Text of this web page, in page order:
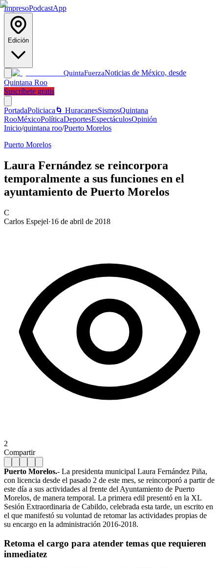
ImpresoPodcastApp
Edición
QuintaFuerzaNoticias de México, desde
Quintana Roo
Suscríbete gratis
PortadaPoliciaca 🌀 HuracanesSismosQuintana
RooMéxicoPolíticaDeportesEspectáculosOpinión
Inicio/quintana roo/Puerto Morelos
Puerto Morelos
Laura Fernández se reincorpora
temporalmente a sus funciones en el
ayuntamiento de Puerto Morelos
C
Carlos Espejel·16 de abril de 2018
2
Compartir
Puerto Morelos.- La presidenta municipal Laura Fernández Piña,
con licencia desde el pasado 2 de este mes, se reincorporó a partir de
este día a sus actividades al frente del Ayuntamiento de Puerto
Morelos, de manera temporal. La primera edil presentó en la XL
Sesión Extraordinaria de Cabildo, celebrada esta tarde, un escrito en
el que manifestó su voluntad de retomar las actividades propias de
su encargo en la administración 2016-2018.
Retoma el cargo para atender temas que requieren
inmediatez